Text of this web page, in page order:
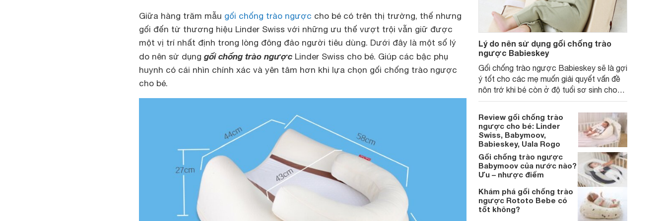
Giữa hàng trăm mẫu gối chống trào ngược cho bé có trên thị trường, thế nhưng
gối đến từ thương hiệu Linder Swiss với những ưu thế vượt trội vẫn giữ được
một vị trí nhất định trong lòng đông đảo người tiêu dùng. Dưới đây là một số lý
do nên sử dụng gối chống trào ngược Linder Swiss cho bé. Giúp các bậc phụ
huynh có cái nhìn chính xác và yên tâm hơn khi lựa chọn gối chống trào ngược
cho bé.
Lý do nên sử dụng gối chống trào
ngược Babieskey
Gối chống trào ngược Babieskey sẽ là gợi
ý tốt cho các mẹ muốn giải quyết vấn đề
nôn trớ khi bé còn ở độ tuổi sơ sinh cho
đến các trẻ lớn.
Review gối chống trào
ngược cho bé: Linder
Swiss, Babymoov,
Babieskey, Uala Rogo
Gối chống trào ngược
Babymoov của nước nào?
Ưu – nhược điểm
Khám phá gối chống trào
ngược Rototo Bebe có
tốt không?